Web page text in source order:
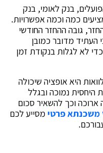
בנק לאומי, בנק
כמה וכמה אפשרויות.
גובה ההחזר החודשי
העתיד מדובר כמובן
לא לגלות בנקודת זמן
היא אופציה שיכולה
היחסית נמוכה ובגלל
וכך להשאיר סכום
משכנתא פרטי מסייע לכם